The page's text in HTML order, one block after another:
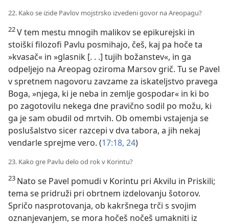
22. Kako se izide Pavlov mojstrsko izvedeni govor na Areopagu?
22V tem mestu mnogih malikov se epikurejski in
stoiški filozofi Pavlu posmihajo, češ, kaj pa hoče ta
»kvasač« in »glasnik [. . .] tujih božanstev«, in ga
odpeljejo na Areopag oziroma Marsov grič. Tu se Pavel
v spretnem nagovoru zavzame za iskateljstvo pravega
Boga, »njega, ki je neba in zemlje gospodar« in ki bo
po zagotovilu nekega dne pravično sodil po možu, ki
ga je sam obudil od mrtvih. Ob omembi vstajenja se
poslušalstvo sicer razcepi v dva tabora, a jih nekaj
vendarle sprejme vero. (17:18, 24)
23. Kako gre Pavlu delo od rok v Korintu?
23 Nato se Pavel pomudi v Korintu pri Akvilu in Priskili;
tema se pridruži pri obrtnem izdelovanju šotorov.
Spričo nasprotovanja, ob kakršnega trči s svojim
oznanjevanjem, se mora hočeš nočeš umakniti iz